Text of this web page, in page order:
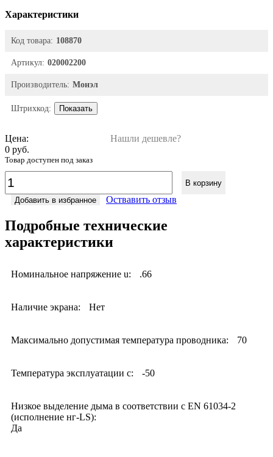
Характеристики
Код товара: 108870
Артикул: 020002200
Производитель: Монэл
Штрихкод: Показать
Цена:
Нашли дешевле?
0 руб.
Товар доступен под заказ
В корзину
Добавить в избранное
Оствавить отзыв
Подробные технические
характеристики
Номинальное напряжение u: .66
Наличие экрана: Нет
Максимально допустимая температура проводника: 70
Температура эксплуатации с: -50
Низкое выделение дыма в соответствии с EN 61034-2
(исполнение нг-LS):
Да